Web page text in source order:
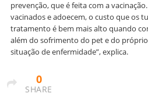
prevenção, que é feita com a
vacinados e adoecem, o custo que os
tratamento é bem mais alto quando
além do sofrimento do pet e do
situação de enfermidade”, explica.
0
SHARE